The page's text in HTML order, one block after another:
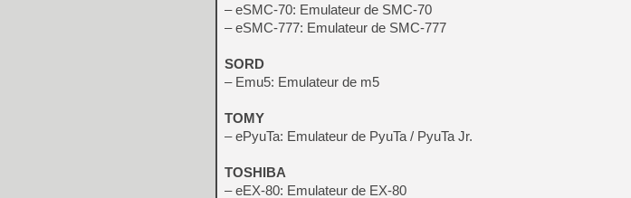
– eSMC-70: Emulateur de SMC-70
– eSMC-777: Emulateur de SMC-777
SORD
– Emu5: Emulateur de m5
TOMY
– ePyuTa: Emulateur de PyuTa / PyuTa Jr.
TOSHIBA
– eEX-80: Emulateur de EX-80